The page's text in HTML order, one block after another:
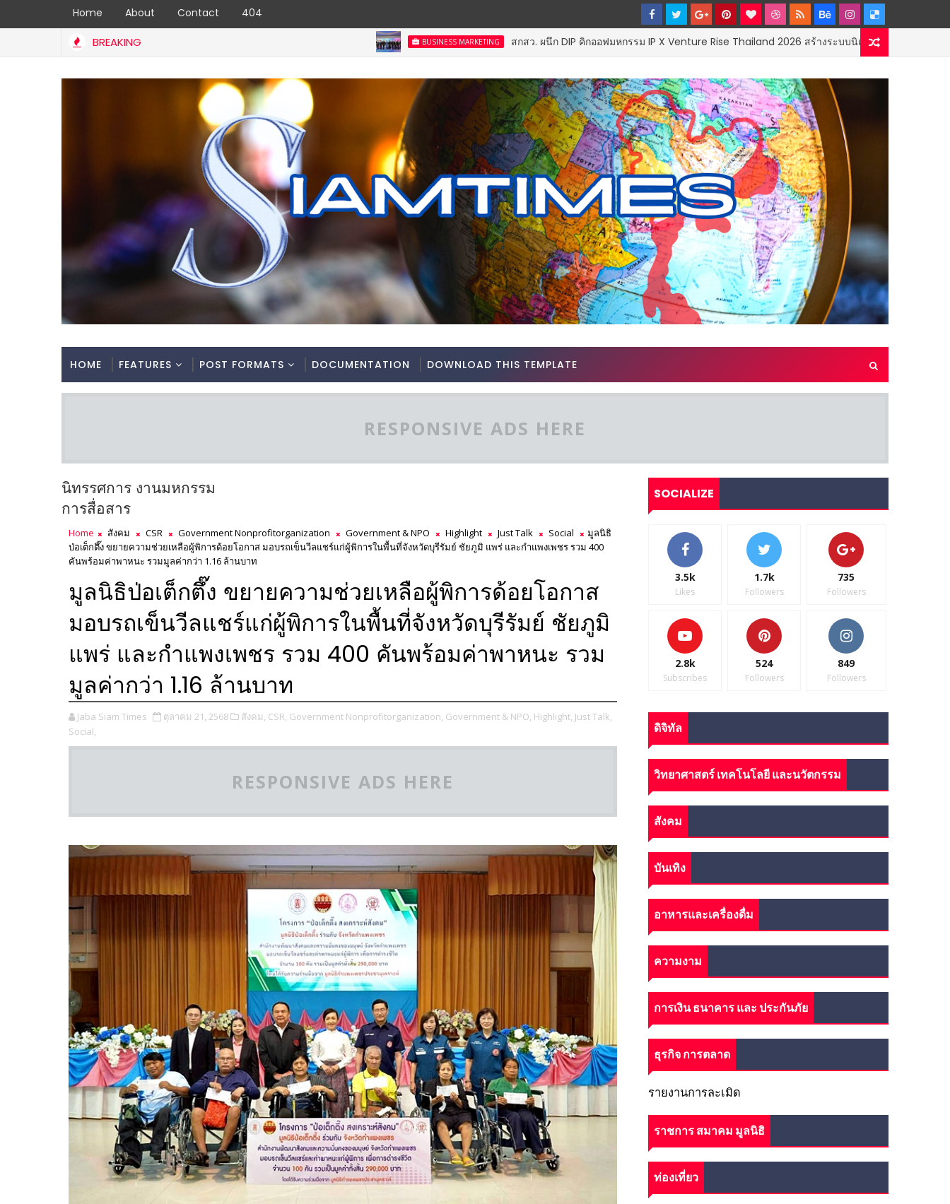
Home About Contact 404
BREAKING BUSINESS MARKETING สกสว. ผนึก DIP คิกออฟมหกรรม IP X Venture Rise Thailand 2026 สร้างระบบนิเวศเชื่อมทรัพย์สินทางปัญญาผ่านกองทุ
HOME FEATURES POST FORMATS DOCUMENTATION DOWNLOAD THIS TEMPLATE
RESPONSIVE ADS HERE
นิทรรศการ งานมหกรรม
การสื่อสาร
Home สังคม CSR Government Nonprofitorganization Government & NPO Highlight Just Talk Social
มูลนิธิ
ป่อเต็กตึ๊ง ขยายความช่วยเหลือผู้พิการด้อยโอกาส มอบรถเข็นวีลแชร์แก่ผู้พิการในพื้นที่จังหวัดบุรีรัมย์ ชัยภูมิ แพร่ และกำแพงเพชร รวม 400
คันพร้อมค่าพาหนะ รวมมูลค่ากว่า 1.16 ล้านบาท
มูลนิธิป่อเต็กตึ๊ง ขยายความช่วยเหลือผู้พิการด้อยโอกาส
มอบรถเข็นวีลแชร์แก่ผู้พิการในพื้นที่จังหวัดบุรีรัมย์ ชัยภูมิ
แพร่ และกำแพงเพชร รวม 400 คันพร้อมค่าพาหนะ รวม
มูลค่ากว่า 1.16 ล้านบาท
Jaba Siam Times ตุลาคม 21, 2568 สังคม, CSR, Government Nonprofitorganization, Government & NPO, Highlight, Just Talk,
Social,
RESPONSIVE ADS HERE
SOCIALIZE
3.5k
Likes
1.7k
Followers
735
Followers
2.8k
Subscribes
524
Followers
849
Followers
ดิจิทัล
วิทยาศาสตร์ เทคโนโลยี และนวัตกรรม
สังคม
บันเทิง
อาหารและเครื่องดื่ม
ความงาม
การเงิน ธนาคาร และ ประกันภัย
ธุรกิจ การตลาด
รายงานการละเมิด
ราชการ สมาคม มูลนิธิ
ท่องเที่ยว